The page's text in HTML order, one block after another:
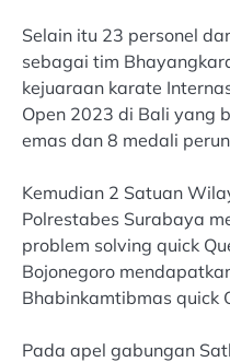
Selain itu 23 personel
sebagai tim
kejuaraan karate
Open 2023 di Bali yang
emas dan 8 medali
Kemudian 2 Satuan
Polrestabes Surabaya
problem solving quick
Bojonegoro
Bhabinkamtibmas quick
Pada apel gabungan